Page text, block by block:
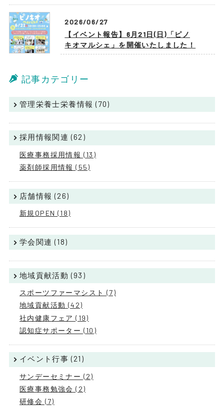
2026/06/27
【イベント報告】6月21日(日)「ピノ
キオマルシェ」を開催いたしました！
記事カテゴリー
管理栄養士栄養情報 (70)
採用情報関連 (62)
医療事務採用情報 (13)
薬剤師採用情報 (55)
店舗情報 (26)
新規OPEN (18)
学会関連 (18)
地域貢献活動 (93)
スポーツファーマシスト (7)
地域貢献活動 (42)
社内健康フェア (19)
認知症サポーター (10)
イベント行事 (21)
サンデーセミナー (2)
医療事務勉強会 (2)
研修会 (7)